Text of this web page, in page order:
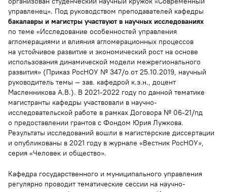
Регент Татьяна Михайловна
Васильева Людмила Петровна
управленец». Под руководством преподавателей кафедры
бакалавры и магистры участвуют в научных исследованиях
по теме «Исследование особенностей управления
агломерациями и влияния агломерационных процессов
на устойчивое развитие и экономический рост на основе
использования динамической модели межрегионального
развития» (Приказ РосНОУ № 347/о от 25.10.2019, научный
руководитель темы — зав. кафедрой к.э.н., доцент
Масленникова А.В.). В 2021-2022 году по данной тематике
магистранты кафедры участвовали в научно-
исследовательской работе в рамках Договора № 06-21/пд
о предоставлении грантов с Фондом Юрия Лужкова.
Результаты исследований вошли в магистерские диссертации
и опубликованы в 2021 году в журнале «Вестник РосНОУ»,
серия «Человек и общество».
Кафедра государственного и муниципального управления
регулярно проводит тематические сессии на научно-